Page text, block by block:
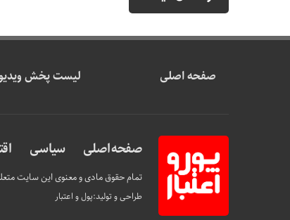
صفحه اصلی لیست پخش ویدیو
صفحه اصلی سیاسی
تمام حقوق مادی و معنوی این سایت
طراحی و تولید:پول و اعتبار